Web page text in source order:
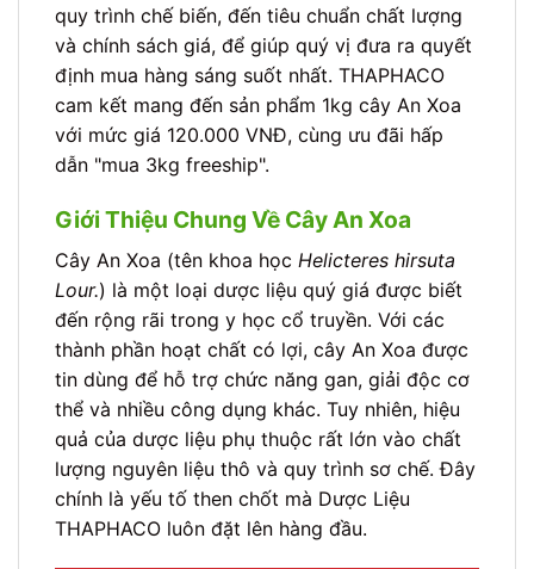
quy trình chế biến, đến tiêu chuẩn chất lượng
và chính sách giá, để giúp quý vị đưa ra quyết
định mua hàng sáng suốt nhất. THAPHACO
cam kết mang đến sản phẩm 1kg cây An Xoa
với mức giá 120.000 VNĐ, cùng ưu đãi hấp
dẫn "mua 3kg freeship".
Giới Thiệu Chung Về Cây An Xoa
Cây An Xoa (tên khoa học Helicteres hirsuta
Lour.) là một loại dược liệu quý giá được biết
đến rộng rãi trong y học cổ truyền. Với các
thành phần hoạt chất có lợi, cây An Xoa được
tin dùng để hỗ trợ chức năng gan, giải độc cơ
thể và nhiều công dụng khác. Tuy nhiên, hiệu
quả của dược liệu phụ thuộc rất lớn vào chất
lượng nguyên liệu thô và quy trình sơ chế. Đây
chính là yếu tố then chốt mà Dược Liệu
THAPHACO luôn đặt lên hàng đầu.